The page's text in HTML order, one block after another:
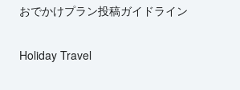
おでかけプラン投稿ガイドライン
Holiday Travel